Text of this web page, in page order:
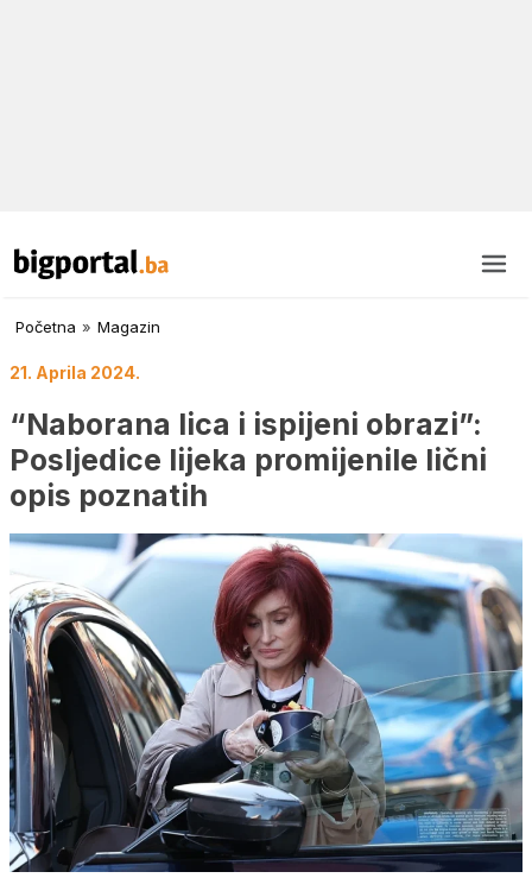
Početna » Magazin
21. Aprila 2024.
“Naborana lica i ispijeni obrazi”:
Posljedice lijeka promijenile lični
opis poznatih